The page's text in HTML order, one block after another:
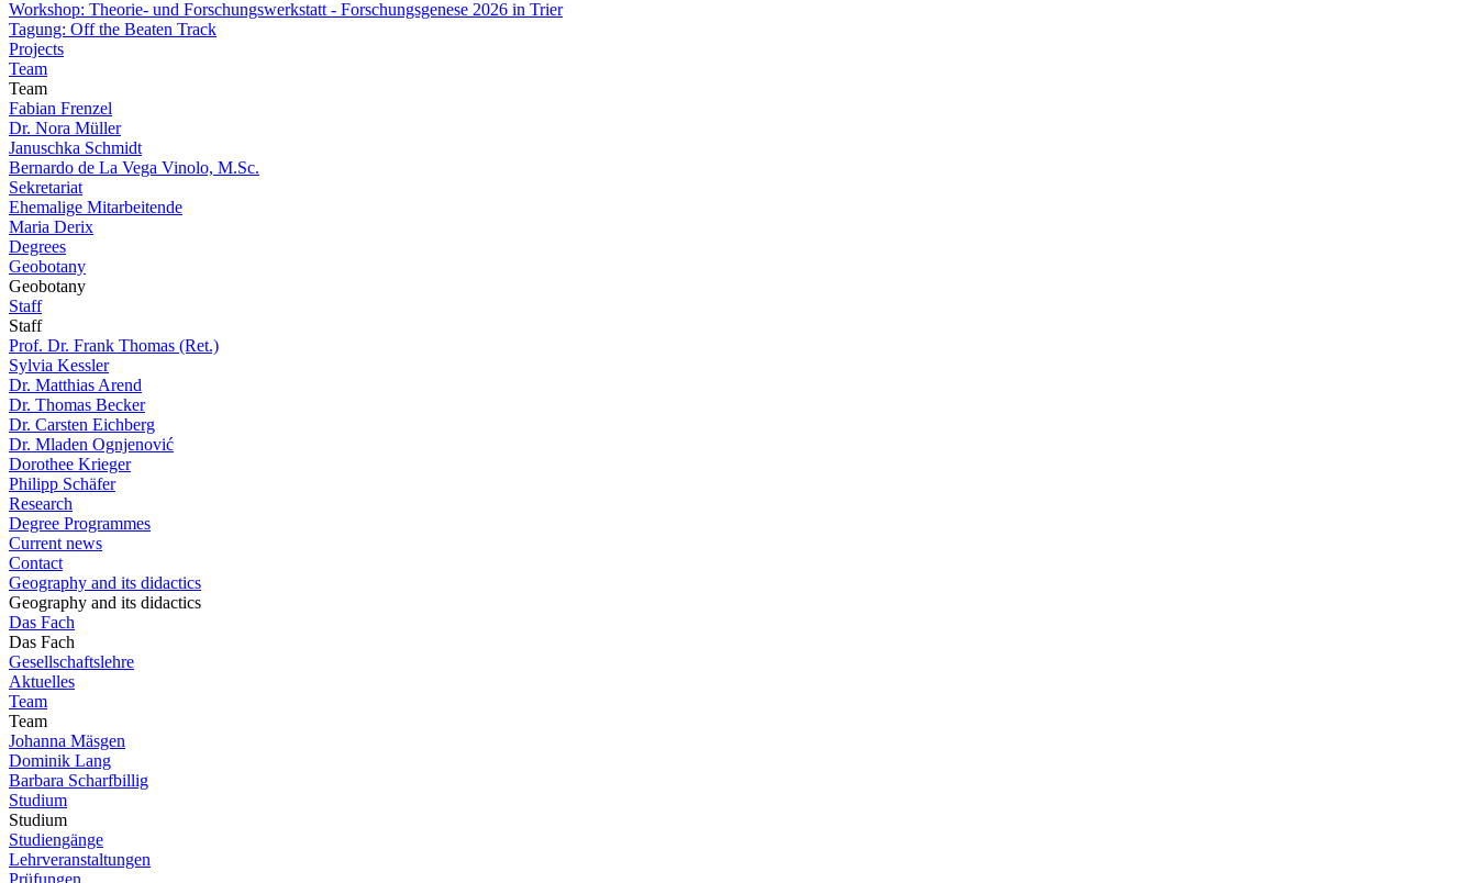
Workshop: Theorie- und Forschungswerkstatt - Forschungsgenese 2026 in Trier
Tagung: Off the Beaten Track
Projects
Team
Team
Fabian Frenzel
Dr. Nora Müller
Januschka Schmidt
Bernardo de La Vega Vinolo, M.Sc.
Sekretariat
Ehemalige Mitarbeitende
Maria Derix
Degrees
Geobotany
Geobotany
Staff
Staff
Prof. Dr. Frank Thomas (Ret.)
Sylvia Kessler
Dr. Matthias Arend
Dr. Thomas Becker
Dr. Carsten Eichberg
Dr. Mladen Ognjenović
Dorothee Krieger
Philipp Schäfer
Research
Degree Programmes
Current news
Contact
Geography and its didactics
Geography and its didactics
Das Fach
Das Fach
Gesellschaftslehre
Aktuelles
Team
Team
Johanna Mäsgen
Dominik Lang
Barbara Scharfbillig
Studium
Studium
Studiengänge
Lehrveranstaltungen
Prüfungen